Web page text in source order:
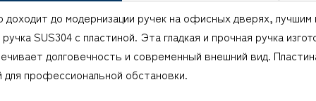
доходит до модернизации ручек на офисных дверях,
SUS304 с пластиной. Эта гладкая и прочная ручка
долговечность и современный внешний вид.
для профессиональной обстановки.